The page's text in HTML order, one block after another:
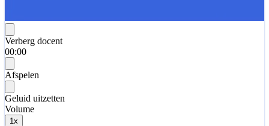
Verberg docent
00:00
Afspelen
Geluid uitzetten
Volume
1 x